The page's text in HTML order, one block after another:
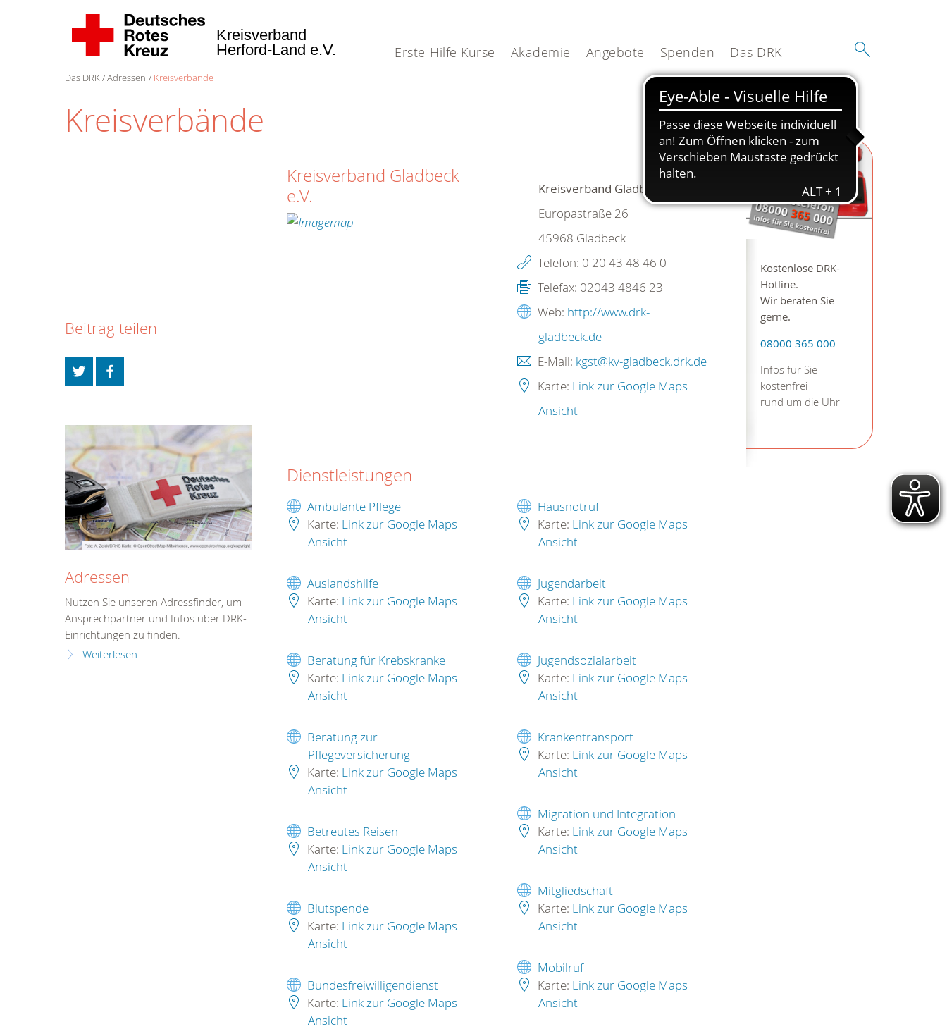
Erste-Hilfe Kurse Akademie Angebote Spenden Das DRK
Kreisverband
Herford-Land e.V.
Das DRK Adressen Kreisverbände
Kreisverbände
Kostenlose DRK-
Hotline.
Wir beraten Sie
gerne.
08000 365 000
Infos für Sie
kostenfrei
rund um die Uhr
Kreisverband Gladbeck
e.V.
Kreisverband Gladbeck e.V.
Europastraße 26
45968 Gladbeck
Telefon: 0 20 43 48 46 0
Telefax: 02043 4846 23
Web: http://www.drk-
gladbeck.de
E-Mail: kgst@kv-gladbeck.drk.de
Karte: Link zur Google Maps
Ansicht
Dienstleistungen
Ambulante Pflege
Karte: Link zur Google Maps
Ansicht
Auslandshilfe
Karte: Link zur Google Maps
Ansicht
Beratung für Krebskranke
Karte: Link zur Google Maps
Ansicht
Beratung zur
Pflegeversicherung
Karte: Link zur Google Maps
Ansicht
Betreutes Reisen
Karte: Link zur Google Maps
Ansicht
Blutspende
Karte: Link zur Google Maps
Ansicht
Bundesfreiwilligendienst
Karte: Link zur Google Maps
Ansicht
Hausnotruf
Karte: Link zur Google Maps
Ansicht
Jugendarbeit
Karte: Link zur Google Maps
Ansicht
Jugendsozialarbeit
Karte: Link zur Google Maps
Ansicht
Krankentransport
Karte: Link zur Google Maps
Ansicht
Migration und Integration
Karte: Link zur Google Maps
Ansicht
Mitgliedschaft
Karte: Link zur Google Maps
Ansicht
Mobilruf
Karte: Link zur Google Maps
Ansicht
Beitrag teilen
Adressen
Nutzen Sie unseren Adressfinder, um
Ansprechpartner und Infos über DRK-
Einrichtungen zu finden.
Weiterlesen